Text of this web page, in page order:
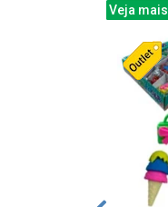
Veja mais